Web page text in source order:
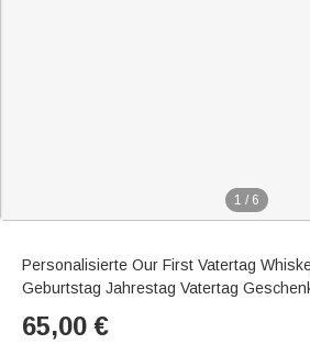
1 / 6
Personalisierte Our First Vatertag
Geburtstag Jahrestag Vatertag
65,00 €